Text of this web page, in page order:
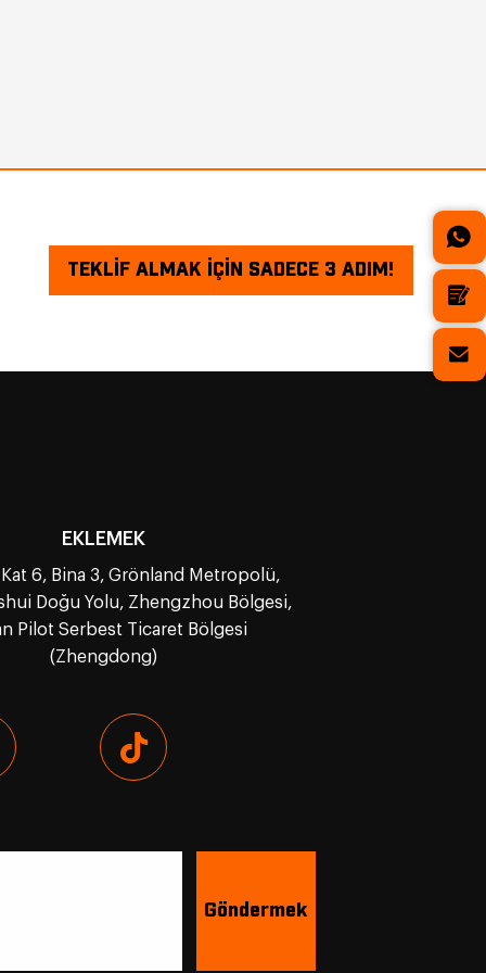
TEKLİF ALMAK İÇİN SADECE 3 ADIM!
EKLEMEK
6, Bina 3, Grönland Metropolü,
Doğu Yolu, Zhengzhou Bölgesi,
Pilot Serbest Ticaret Bölgesi
(Zhengdong)